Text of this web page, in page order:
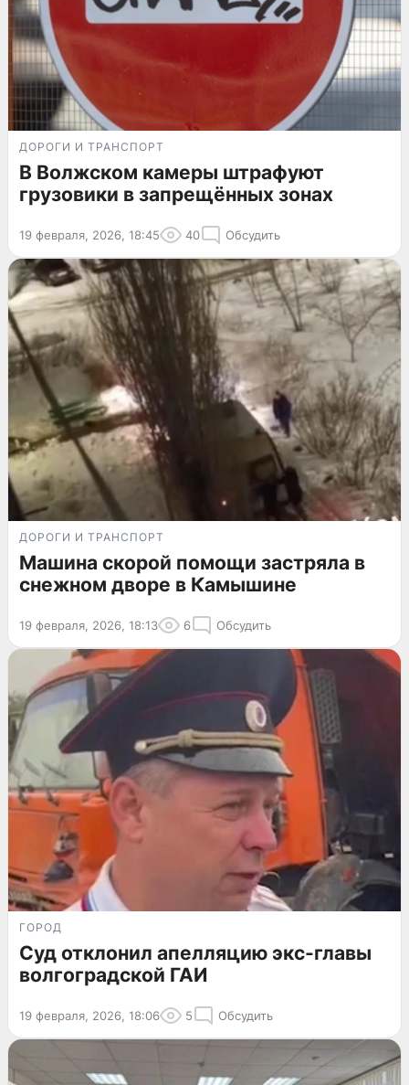
ДОРОГИ И ТРАНСПОРТ
В Волжском камеры штрафуют
грузовики в запрещённых зонах
19 февраля, 2026, 18:45 40 Обсудить
ДОРОГИ И ТРАНСПОРТ
Машина скорой помощи застряла в
снежном дворе в Камышине
19 февраля, 2026, 18:13 6 Обсудить
ГОРОД
Суд отклонил апелляцию экс-главы
волгоградской ГАИ
19 февраля, 2026, 18:06 5 Обсудить